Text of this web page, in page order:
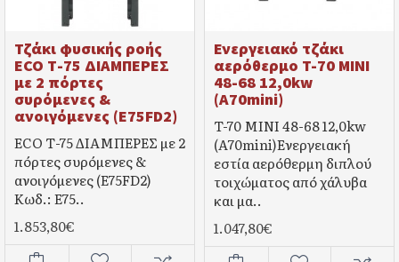
Τζάκι φυσικής ροής
ECO Τ-75 ΔΙΑΜΠΕΡΕΣ
με 2 πόρτες
συρόμενες &
ανοιγόμενες (E75FD2)
ECO Τ-75 ΔΙΑΜΠΕΡΕΣ με 2
πόρτες συρόμενες &
ανοιγόμενες (E75FD2)
Κωδ.: E75..
1.853,80€
Ενεργειακό τζάκι
αερόθερμο T-70 MINI
48-68 12,0kw
(A70mini)
T-70 MINI 48-68 12,0kw
(A70mini)Ενεργειακή
εστία αερόθερμη διπλού
τοιχώματος από χάλυβα
και μα..
1.047,80€